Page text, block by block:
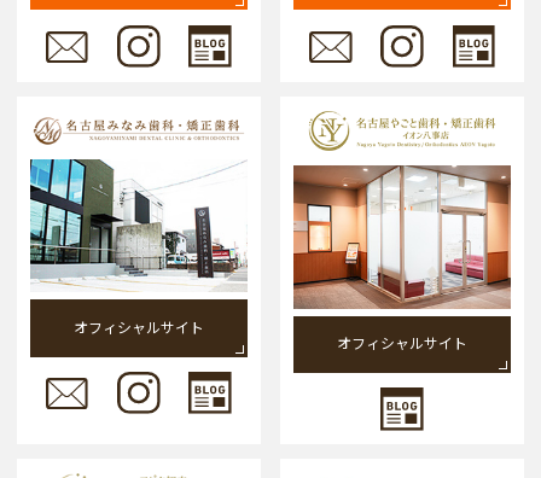
オフィシャルサイト
オフィシャルサイト